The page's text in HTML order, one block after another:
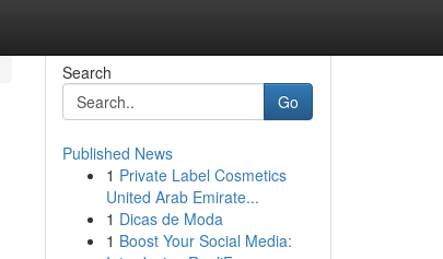
Search
Go
Published News
1 Private Label Cosmetics
United Arab Emirate...
1 Dicas de Moda
1 Boost Your Social Media: